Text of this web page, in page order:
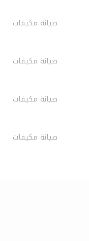
صيانة مكيفات
صيانة مكيفات
صيانة مكيفات
صيانة مكيفات